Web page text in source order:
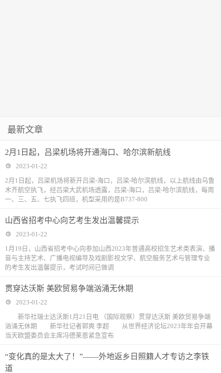
最新文章
2月1日起，吕梁机场将开通海口、哈尔滨新航线
2023-01-22
2月1日起，吕梁机场将新开吕梁-海口，吕梁-哈尔滨航线，以上航线由乌鲁
木齐航空执飞，经吕梁大武机场透露，吕梁-海口，吕梁-哈尔滨航线，每周
一、三、五、七执飞四班，机型采用的是B737-800
山西省招考中心向艺考生发出温馨提示
2023-01-22
1月19日，山西省招考中心向参加山西2023年普通高校招生艺术类表演、播
音与主持艺术、广播电视编导及戏剧影视文学、航空服务艺术与管理专业
的考生发出温馨提示，考试时间已做调
贯穿达沃斯 美欧贸易争端汹涌无休期
2023-01-22
新华社瑞士达沃斯1月21日电 （国际观察）贯穿达沃斯 美欧贸易争端
汹涌无休期 新华社记者郭爽 李超 从世界经济论坛2023年年会开幕
当天欧盟委员会主席冯德莱恩紧急宣布
“变化真的是太大了！”——外地返乡日照籍人才专访之李铁
道